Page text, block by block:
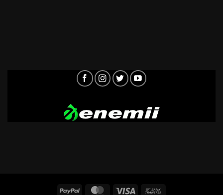
PayPal MasterCard